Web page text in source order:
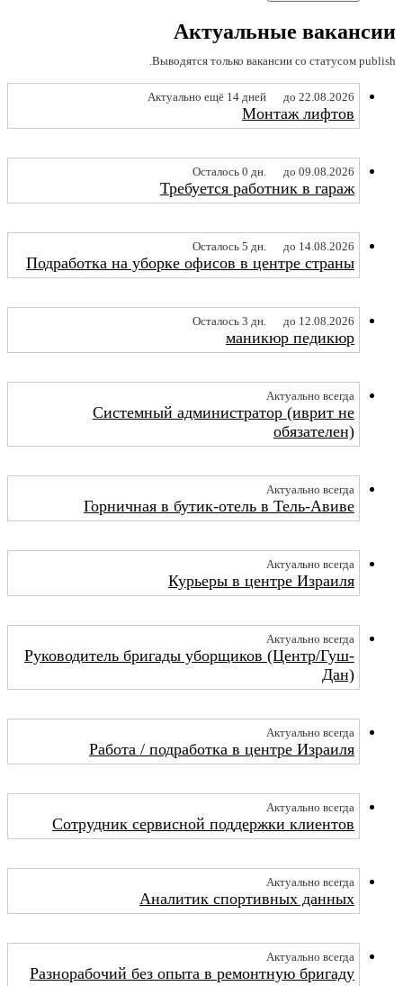
Актуальные вакансии
Выводятся только вакансии со статусом publish.
Актуально ещё 14 дней до 22.08.2026
Монтаж лифтов
Осталось 0 дн. до 09.08.2026
Требуется работник в гараж
Осталось 5 дн. до 14.08.2026
Подработка на уборке офисов в центре страны
Осталось 3 дн. до 12.08.2026
маникюр педикюр
Актуально всегда
Системный администратор (иврит не
обязателен)
Актуально всегда
Горничная в бутик-отель в Тель-Авиве
Актуально всегда
Курьеры в центре Израиля
Актуально всегда
Руководитель бригады уборщиков (Центр/Гуш-
Дан)
Актуально всегда
Работа / подработка в центре Израиля
Актуально всегда
Сотрудник сервисной поддержки клиентов
Актуально всегда
Аналитик спортивных данных
Актуально всегда
Разнорабочий без опыта в ремонтную бригаду